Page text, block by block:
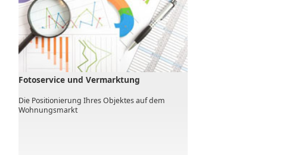
Fotoservice und Vermarktung
Die Positionierung Ihres Objektes auf dem
Wohnungsmarkt